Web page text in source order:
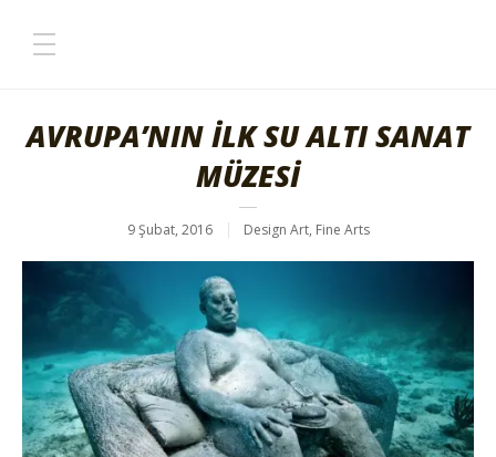
AVRUPA’NIN İLK SU ALTI SANAT
MÜZESİ
9 Şubat, 2016 Design Art, Fine Arts